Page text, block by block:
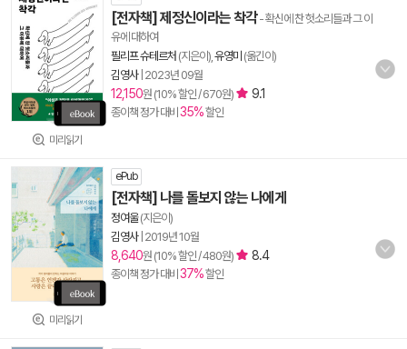
미리읽기
[전자책] 제정신이라는 착각- 확신에 찬 헛소리들과 그 이
유에 대하여
필리프 슈테르처 (지은이), 유영미 (옮긴이)
김영사| 2023년 09월
12,150원 (10% 할인 / 670원) 9.1
종이책 정가 대비 35%할인
미리읽기
ePub
[전자책] 나를 돌보지 않는 나에게
정여울(지은이)
김영사| 2019년 10월
8,640원 (10% 할인 / 480원) 8.4
종이책 정가 대비 37%할인